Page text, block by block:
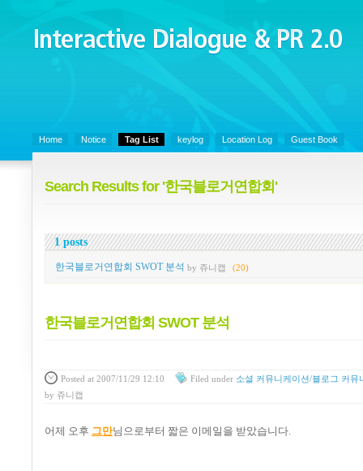
Interactive Dialogue &
PR 2.0
Home Notice Tag List keylog Location Log Guest Book
Search Results for '한국블로거연합회'
1 posts
한국블로거연합회 SWOT 분석 by 쥬니캡 (20)
한국블로거연합회 SWOT 분석
Posted at 2007/11/29 12:10 Filed under 소셜 커뮤니케이션/블로그 커뮤
by 쥬니캡
어제 오후 그만님으로부터 짧은 이메일을 받았습니다.